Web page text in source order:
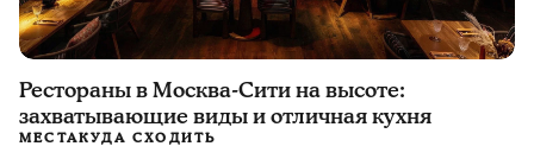
Рестораны в Москва-Сити на высоте:
захватывающие виды и отличная кухня
МЕСТАКУДА СХОДИТЬ